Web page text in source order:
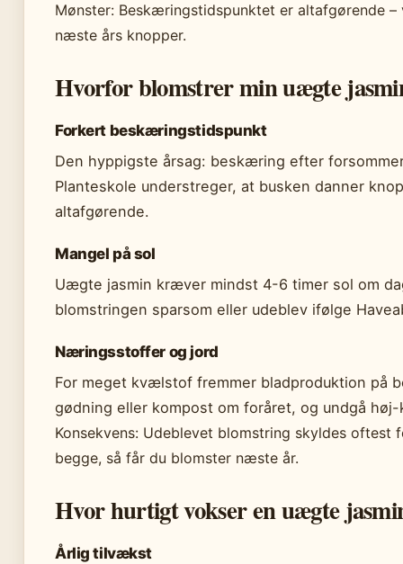
Mønster: Beskæringstidspunktet er altafgørende
næste års knopper.
Hvorfor blomstrer min uægte
Forkert beskæringstidspunkt
Den hyppigste årsag: beskæring efter
Planteskole understreger, at busken danner
altafgørende.
Mangel på sol
Uægte jasmin kræver mindst 4-6 timer sol om
blomstringen sparsom eller udeblev ifølge
Næringsstoffer og jord
For meget kvælstof fremmer bladproduktion på
gødning eller kompost om foråret, og undgå
Konsekvens: Udeblevet blomstring skyldes
begge, så får du blomster næste år.
Hvor hurtigt vokser en uægte
Årlig tilvækst